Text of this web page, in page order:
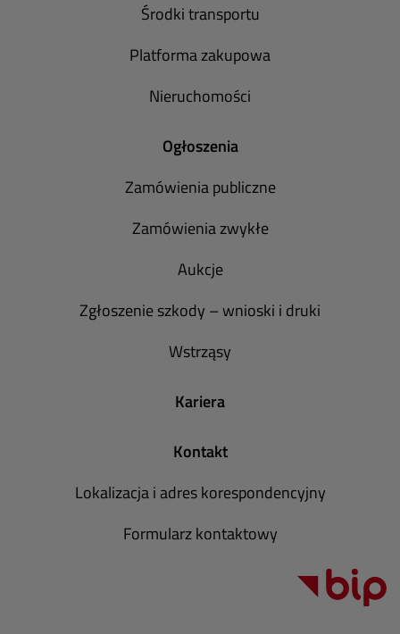
Środki transportu
Platforma zakupowa
Nieruchomości
Ogłoszenia
Zamówienia publiczne
Zamówienia zwykłe
Aukcje
Zgłoszenie szkody – wnioski i druki
Wstrząsy
Kariera
Kontakt
Lokalizacja i adres korespondencyjny
Formularz kontaktowy